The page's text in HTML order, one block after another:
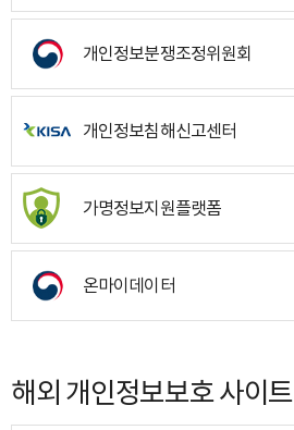
개인정보분쟁조정위원회
개인정보침해신고센터
가명정보지원플랫폼
온마이데이터
해외 개인정보보호 사이트